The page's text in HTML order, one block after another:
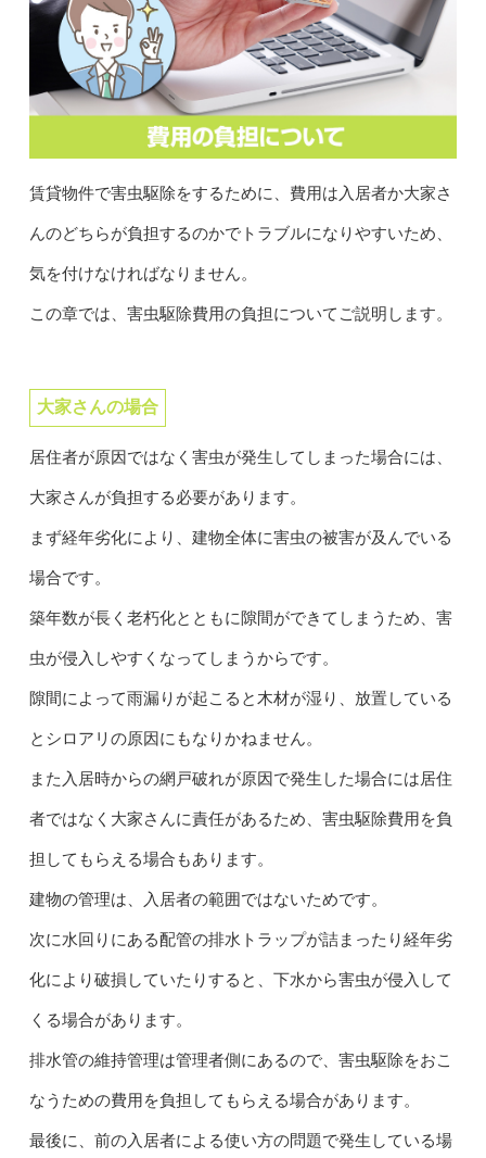
賃貸物件で害虫駆除をするために、費用は入居者か大家さ
んのどちらが負担するのかでトラブルになりやすいため、
気を付けなければなりません。
この章では、害虫駆除費用の負担についてご説明します。
大家さんの場合
居住者が原因ではなく害虫が発生してしまった場合には、
大家さんが負担する必要があります。
まず経年劣化により、建物全体に害虫の被害が及んでいる
場合です。
築年数が長く老朽化とともに隙間ができてしまうため、害
虫が侵入しやすくなってしまうからです。
隙間によって雨漏りが起こると木材が湿り、放置している
とシロアリの原因にもなりかねません。
また入居時からの網戸破れが原因で発生した場合には居住
者ではなく大家さんに責任があるため、害虫駆除費用を負
担してもらえる場合もあります。
建物の管理は、入居者の範囲ではないためです。
次に水回りにある配管の排水トラップが詰まったり経年劣
化により破損していたりすると、下水から害虫が侵入して
くる場合があります。
排水管の維持管理は管理者側にあるので、害虫駆除をおこ
なうための費用を負担してもらえる場合があります。
最後に、前の入居者による使い方の問題で発生している場